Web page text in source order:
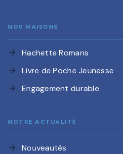
NOS MAISONS
arrow_forward Hachette Romans
arrow_forward Livre de Poche Jeunesse
arrow_forward Engagement durable
NOTRE ACTUALITÉ
arrow_forward Nouveautés